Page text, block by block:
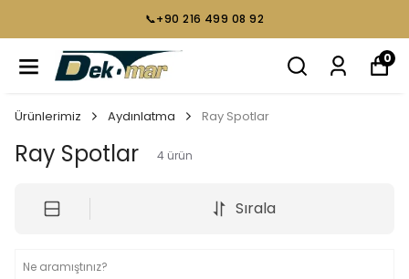
📞+90 216 499 08 92
0
Ürünlerimiz Aydınlatma Ray Spotlar
Ray Spotlar 4 ürün
Sırala